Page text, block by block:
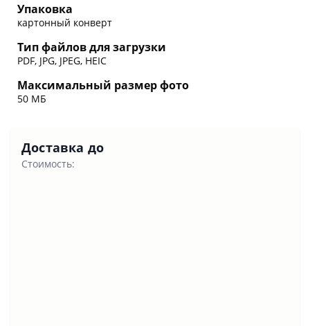
Упаковка
картонный конверт
Тип файлов для загрузки
PDF, JPG, JPEG, HEIC
Максимальный размер фото
50 МБ
Доставка до
Стоимость: